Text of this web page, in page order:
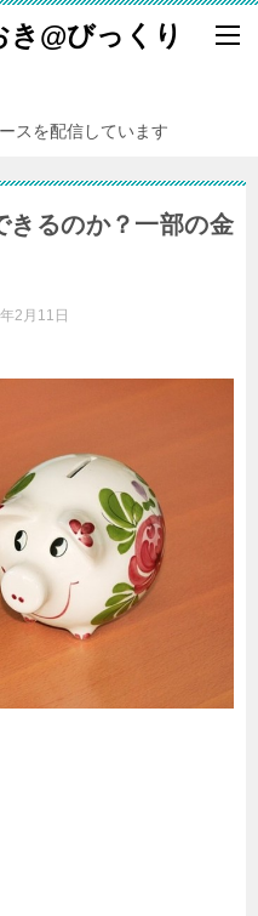
@びっくり
スを配信しています
きるのか？一部の金
2月11日